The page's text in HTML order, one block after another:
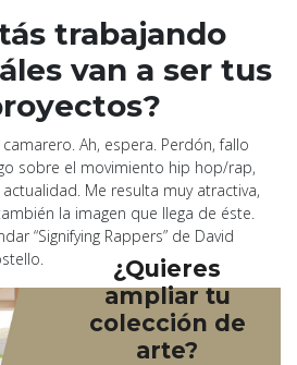
trabajando
van a ser tus
Ah, espera. Perdón, fallo
sobre el movimiento hip hop/rap,
Me resulta muy atractiva,
la imagen que llega de éste.
“Signifying Rappers” de David
¿Quieres
ampliar tu
colección de
arte?